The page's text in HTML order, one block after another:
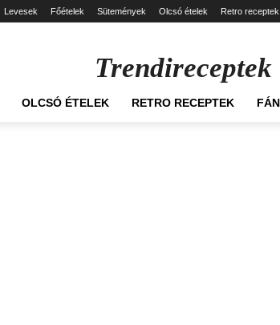
Levesek Főételek Sütemények Olcsó ételek Retro receptek
Trendireceptek
OLCSÓ ÉTELEK RETRO RECEPTEK